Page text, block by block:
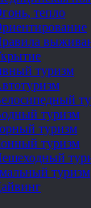
тепло
туризм
туризм
туризм
туризм
туризм